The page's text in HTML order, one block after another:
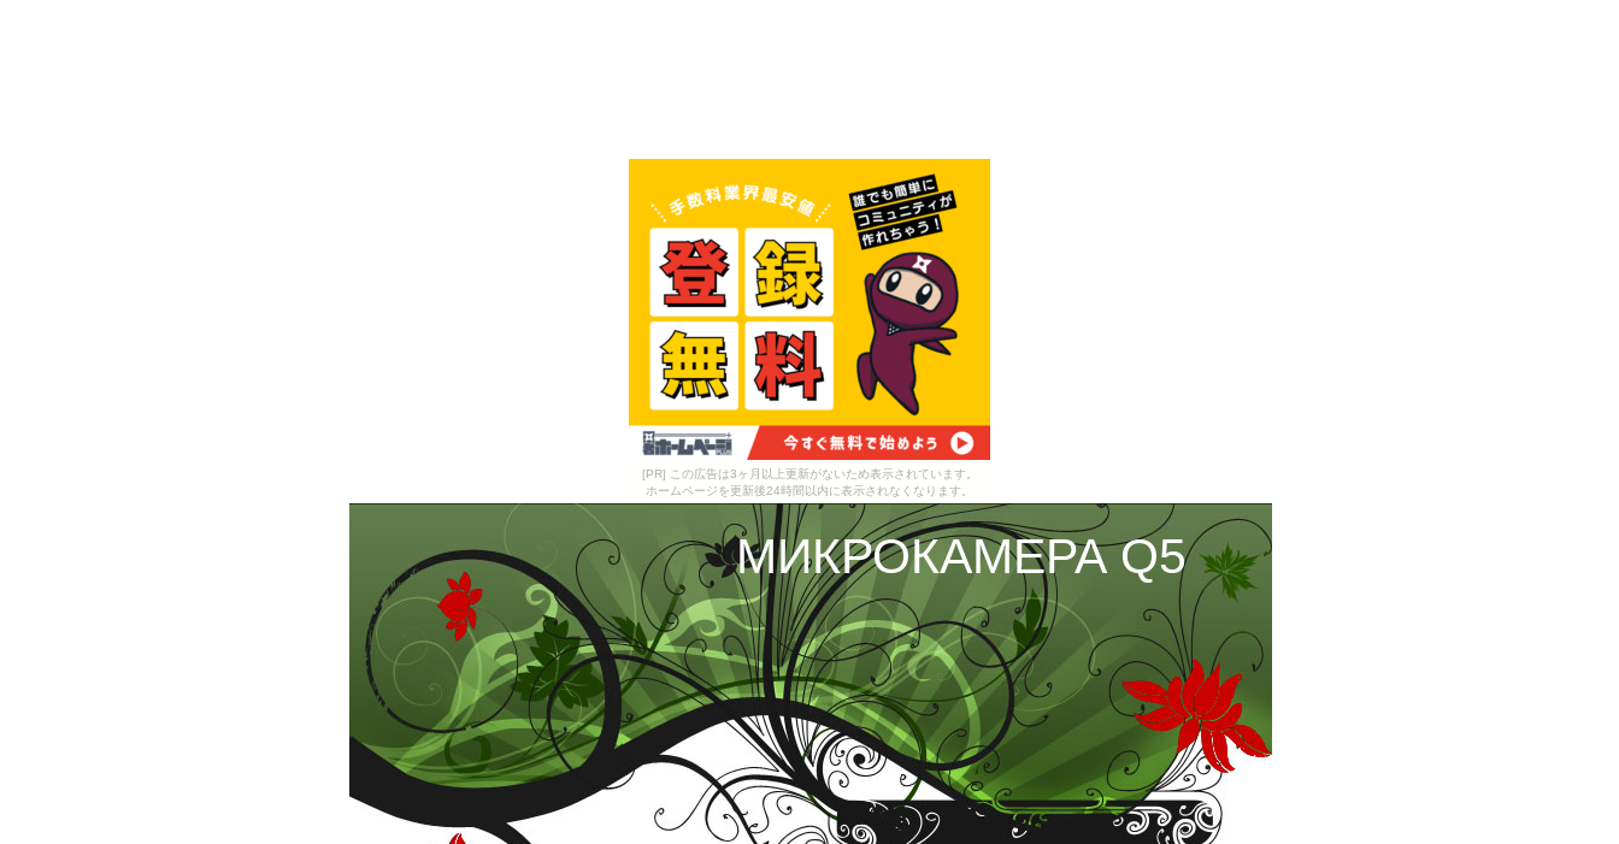
[PR] この広告は3ヶ月以上更新がないため表示されています。
ホームページを更新後24時間以内に表示されなくなります。
МИКРОКАМЕРА Q5